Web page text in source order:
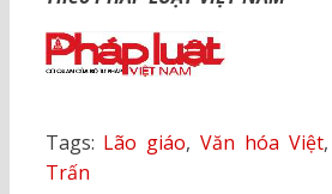
Tags: Lão giáo,Văn hóa Việt,
Trấn